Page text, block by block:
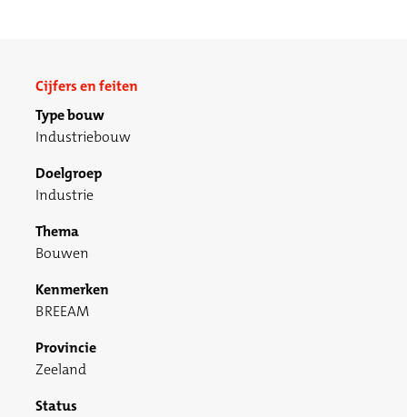
Cijfers en feiten
Type bouw
Industriebouw
Doelgroep
Industrie
Thema
Bouwen
Kenmerken
BREEAM
Provincie
Zeeland
Status